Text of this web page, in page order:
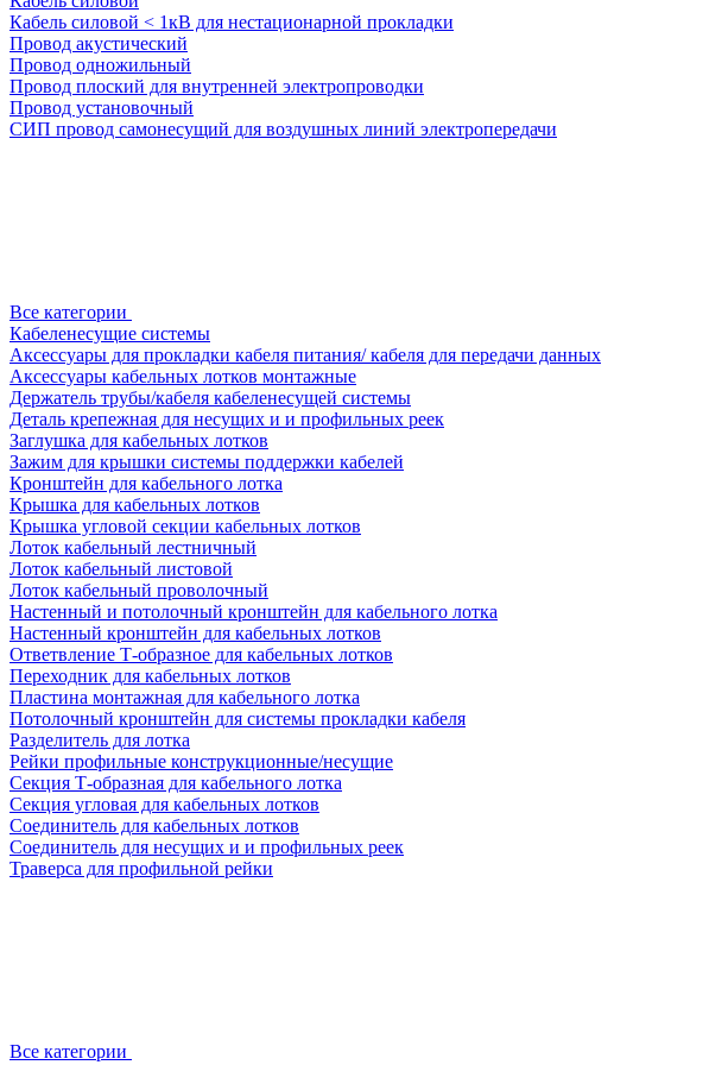
Кабель силовой < 1кВ для нестационарной прокладки
Провод акустический
Провод одножильный
Провод плоский для внутренней электропроводки
Провод установочный
СИП провод самонесущий для воздушных линий электропередачи
Все категории
Кабеленесущие системы
Аксессуары для прокладки кабеля питания/ кабеля для передачи данных
Аксессуары кабельных лотков монтажные
Держатель трубы/кабеля кабеленесущей системы
Деталь крепежная для несущих и и профильных реек
Заглушка для кабельных лотков
Зажим для крышки системы поддержки кабелей
Кронштейн для кабельного лотка
Крышка для кабельных лотков
Крышка угловой секции кабельных лотков
Лоток кабельный лестничный
Лоток кабельный листовой
Лоток кабельный проволочный
Настенный и потолочный кронштейн для кабельного лотка
Настенный кронштейн для кабельных лотков
Ответвление Т-образное для кабельных лотков
Переходник для кабельных лотков
Пластина монтажная для кабельного лотка
Потолочный кронштейн для системы прокладки кабеля
Разделитель для лотка
Рейки профильные конструкционные/несущие
Секция Т-образная для кабельного лотка
Секция угловая для кабельных лотков
Соединитель для кабельных лотков
Соединитель для несущих и и профильных реек
Траверса для профильной рейки
Все категории